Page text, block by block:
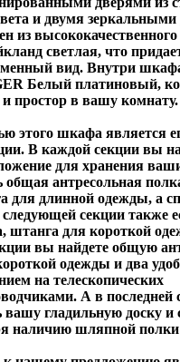
и двумя
из
светлая, что
вид. Внутри
Белый платиновый,
и простор в вашу комнату.
этого шкафа является
В каждой секции вы
для хранения
общая антресольная
для длинной одежды, а
секции также
штанга для короткой
вы найдете общую
одежды и два
на телескопических
А в последней
вашу гладильную доску
наличию шляпной